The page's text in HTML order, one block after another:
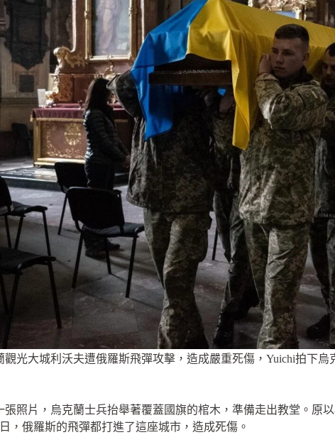
觀光大城利沃夫遭俄羅斯飛彈攻擊，造成嚴重死傷，Yuichi拍下
張照片，烏克蘭士兵抬舉著覆蓋國旗的棺木，準備走出教堂。原
，俄羅斯的飛彈都打進了這座城市，造成死傷。